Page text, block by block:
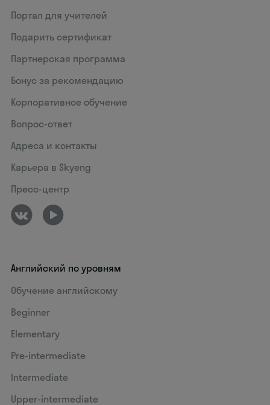
Портал для учителей
Подарить сертификат
Партнерская программа
Бонус за рекомендацию
Корпоративное обучение
Вопрос-ответ
Адреса и контакты
Карьера в Skyeng
Пресс-центр
Английский по уровням
Обучение английскому
Beginner
Elementary
Pre-intermediate
Intermediate
Upper-intermediate